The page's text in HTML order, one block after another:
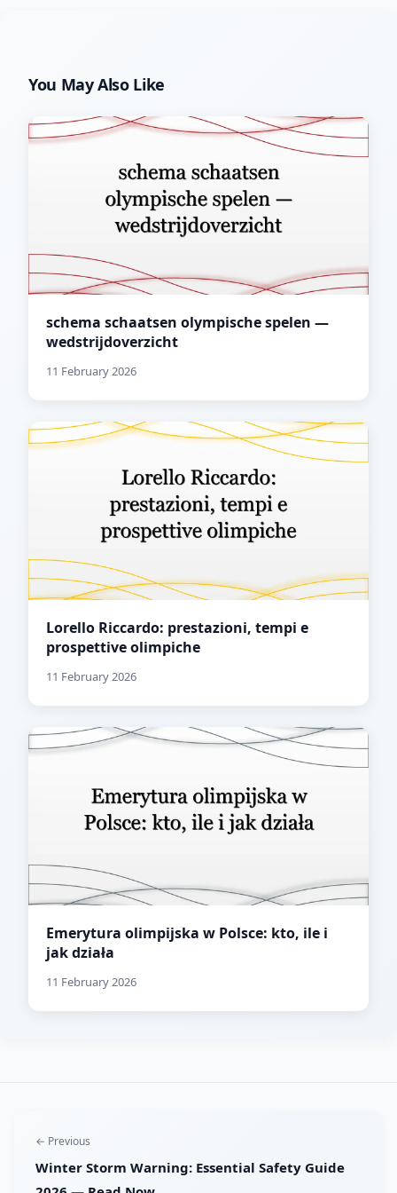
You May Also Like
schema schaatsen olympische spelen —
wedstrijdoverzicht
11 February 2026
Lorello Riccardo: prestazioni, tempi e
prospettive olimpiche
11 February 2026
Emerytura olimpijska w Polsce: kto, ile i
jak działa
11 February 2026
← Previous
Winter Storm Warning: Essential Safety Guide